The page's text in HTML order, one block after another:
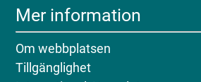
Mer information
Om webbplatsen
Tillgänglighet